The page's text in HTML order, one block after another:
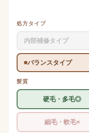
処方タイプ
内部補修タイプ
バランスタイプ
髪質
硬毛・多毛◎
細毛・軟毛×